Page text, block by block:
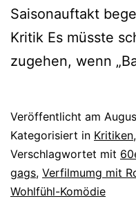
Saisonauftakt
Kritik Es müsste
zugehen, wenn
Veröffentlicht am
Kategorisiert in Kritiken,
Verschlagwortet mit
gags, Verfilmumg mit
Wohlfühl-Komödie